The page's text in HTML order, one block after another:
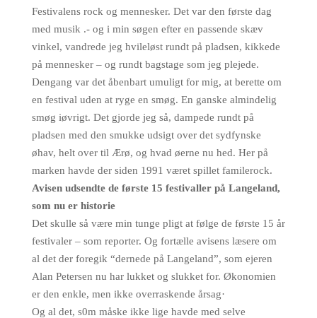
Festivalens rock og mennesker. Det var den første dag
med musik .- og i min søgen efter en passende skæv
vinkel, vandrede jeg hvileløst rundt på pladsen, kikkede
på mennesker – og rundt bagstage som jeg plejede.
Dengang var det åbenbart umuligt for mig, at berette om
en festival uden at ryge en smøg. En ganske almindelig
smøg iøvrigt. Det gjorde jeg så, dampede rundt på
pladsen med den smukke udsigt over det sydfynske
øhav, helt over til Ærø, og hvad øerne nu hed. Her på
marken havde der siden 1991 været spillet familerock.
Avisen udsendte de første 15 festivaller på Langeland,
som nu er historie
Det skulle så være min tunge pligt at følge de første 15 år
festivaler – som reporter. Og fortælle avisens læsere om
al det der foregik “dernede på Langeland”, som ejeren
Alan Petersen nu har lukket og slukket for. Økonomien
er den enkle, men ikke overraskende årsag·
Og al det, s0m måske ikke lige havde med selve